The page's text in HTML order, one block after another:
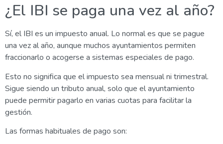
¿El IBI se paga una vez al año?
Sí, el IBI es un impuesto anual. Lo normal es que se pague
una vez al año, aunque muchos ayuntamientos permiten
fraccionarlo o acogerse a sistemas especiales de pago.
Esto no significa que el impuesto sea mensual ni trimestral.
Sigue siendo un tributo anual, solo que el ayuntamiento
puede permitir pagarlo en varias cuotas para facilitar la
gestión.
Las formas habituales de pago son: